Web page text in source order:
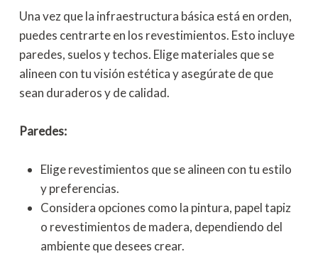
Una vez que la infraestructura básica está en orden,
puedes centrarte en los revestimientos. Esto incluye
paredes, suelos y techos. Elige materiales que se
alineen con tu visión estética y asegúrate de que
sean duraderos y de calidad.
Paredes:
Elige revestimientos que se alineen con tu estilo
y preferencias.
Considera opciones como la pintura, papel tapiz
o revestimientos de madera, dependiendo del
ambiente que desees crear.